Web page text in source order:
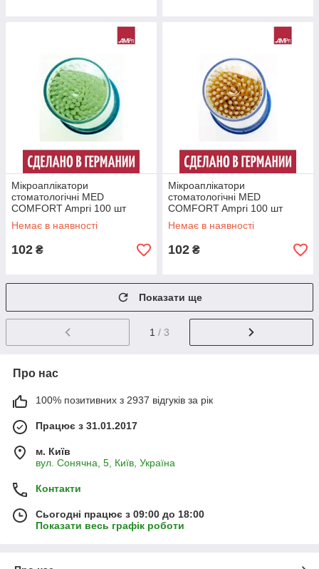
Мікроаплікатори
стоматологічні MED
COMFORT Ampri 100 шт
пластикові стандарт зелені
Немає в наявності
102 ₴
Мікроаплікатори
стоматологічні MED
COMFORT Ampri 100 шт
пластикові стандарти
жовтогарячі
Немає в наявності
102 ₴
Показати ще
1 / 3
Про нас
100% позитивних з 2937 відгуків за рік
Працює з 31.01.2017
м. Київ
вул. Сонячна, 5, Київ, Україна
Контакти
Сьогодні працює з 09:00 до 18:00
Показати весь графік роботи